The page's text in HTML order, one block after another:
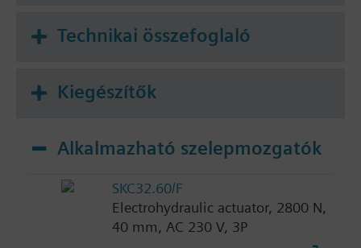
Technikai összefoglaló
Kiegészítők
Alkalmazható szelepmozgatók
SKC32.60/F
Electrohydraulic actuator, 2800 N,
40 mm, AC 230 V, 3P